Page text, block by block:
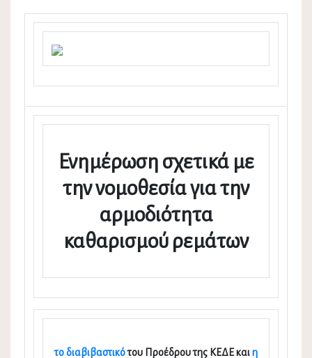
Ενημέρωση σχετικά με
την νομοθεσία για την
αρμοδιότητα
καθαρισμού ρεμάτων
το διαβιβαστικότου Προέδρου της ΚΕΔΕ καιη